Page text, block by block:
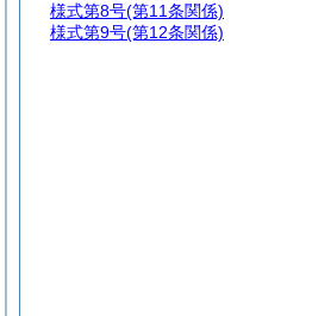
様式第8号(第11条関係)
様式第9号(第12条関係)